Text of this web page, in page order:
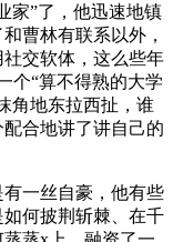
家”了，他迅速地镇
曹林有联系以外，
交软体，这么些年
个“算不得熟的大学
角地东拉西扯，谁
合地讲了讲自己的
一丝自豪，他有些
何披荆斩棘、在千